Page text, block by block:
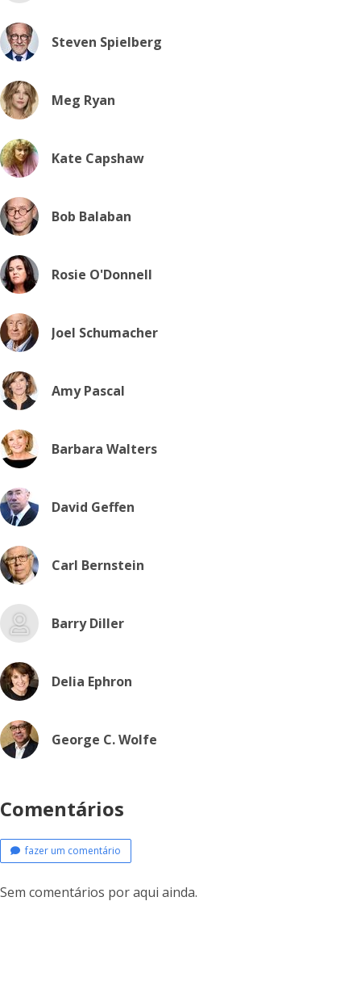
Steven Spielberg
Meg Ryan
Kate Capshaw
Bob Balaban
Rosie O'Donnell
Joel Schumacher
Amy Pascal
Barbara Walters
David Geffen
Carl Bernstein
Barry Diller
Delia Ephron
George C. Wolfe
Comentários
fazer um comentário
Sem comentários por aqui ainda.